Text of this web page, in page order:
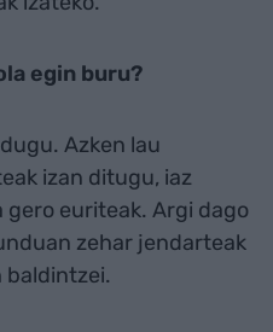
egin buru?
Azken lau
izan ditugu, iaz
euriteak. Argi dago
zehar jendarteak
baldintzei.